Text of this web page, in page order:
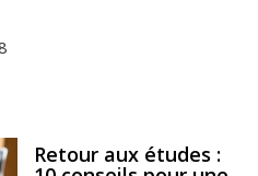
Retour aux études :